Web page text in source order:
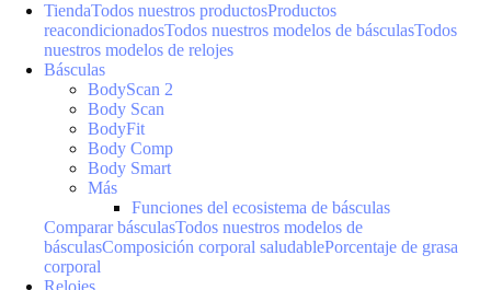
TiendaTodos nuestros productosProductos
reacondicionadosTodos nuestros modelos de básculasTodos
nuestros modelos de relojes
Básculas
BodyScan 2
Body Scan
BodyFit
Body Comp
Body Smart
Más
Funciones del ecosistema de básculas
Comparar básculasTodos nuestros modelos de
básculasComposición corporal saludablePorcentaje de grasa
corporal
Relojes